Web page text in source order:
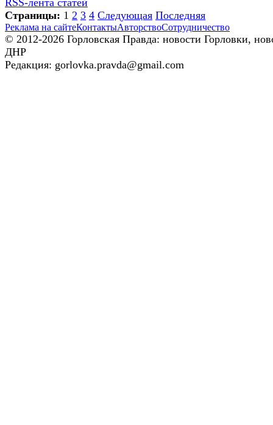
Страницы: 1 2 3 4 Следующая Последняя
Реклама на сайтеКонтактыАвторствоСотрудничество
© 2012-2026 Горловская Правда: новости Горловки,
ДНР
Редакция: gorlovka.pravda@gmail.com